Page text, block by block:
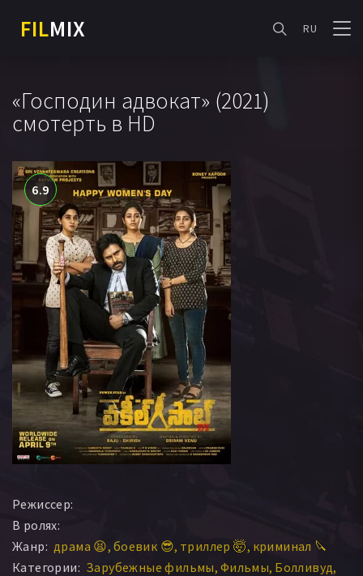
FILMIX RU
«Господин адвокат» (2021)
смотерть в HD
6.9
Режиссер:
В ролях:
Жанр: драма 😫 боевик 😎 триллер 🤯 криминал 🔪
Категории: Зарубежные фильмы Фильмы Болливуд